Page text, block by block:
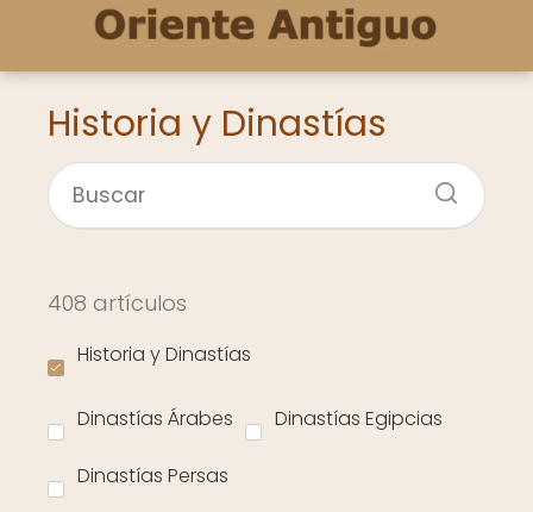
Historia y Dinastías
408 artículos
Historia y Dinastías
Dinastías Árabes Dinastías Egipcias
Dinastías Persas